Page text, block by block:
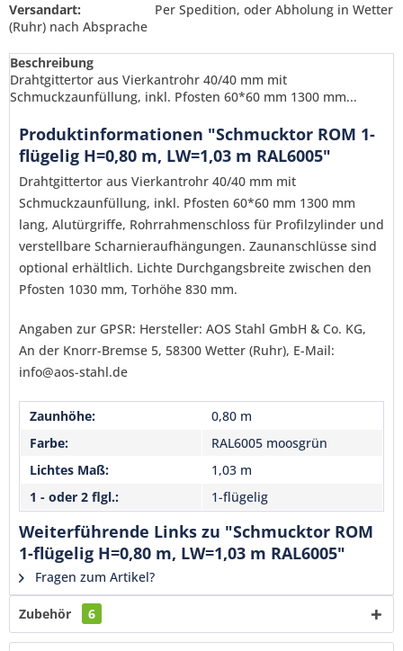
Ich habe dieDatenschutzerklärunggelesen,
verstanden und stimme zu. *
Mit * gekennzeichnete Felder sind Pflichtfelder.
Senden
Versandart:
Per Spedition, oder Abholung in Wetter
(Ruhr) nach Absprache
Beschreibung
Drahtgittertor aus Vierkantrohr 40/40 mm mit
Schmuckzaunfüllung, inkl. Pfosten 60*60 mm 1300 mm...
Produktinformationen "Schmucktor ROM 1-
flügelig H=0,80 m, LW=1,03 m RAL6005"
Drahtgittertor aus Vierkantrohr 40/40 mm mit
Schmuckzaunfüllung, inkl. Pfosten 60*60 mm 1300 mm
lang, Alutürgriffe, Rohrrahmenschloss für Profilzylinder und
verstellbare Scharnieraufhängungen. Zaunanschlüsse sind
optional erhältlich. Lichte Durchgangsbreite zwischen den
Pfosten 1030 mm, Torhöhe 830 mm.
Angaben zur GPSR: Hersteller: AOS Stahl GmbH & Co. KG,
An der Knorr-Bremse 5, 58300 Wetter (Ruhr), E-Mail:
info@aos-stahl.de
Zaunhöhe:
0,80 m
Farbe:
RAL6005 moosgrün
Lichtes Maß:
1,03 m
1 - oder 2 flgl.:
1-flügelig
Weiterführende Links zu "Schmucktor ROM
1-flügelig H=0,80 m, LW=1,03 m RAL6005"
Fragen zum Artikel?
Zubehör 6